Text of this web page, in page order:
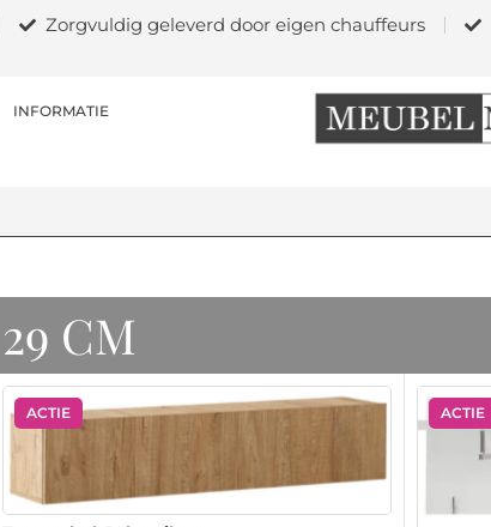
Zorgvuldig geleverd door eigen chauffeurs
INFORMATIE
29 CM
ACTIE ACTIE